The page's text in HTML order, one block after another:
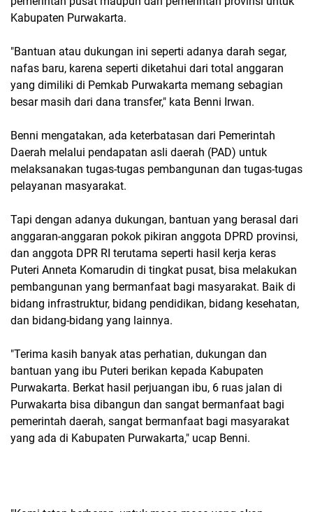
Kabupaten Purwakarta.
"Bantuan atau dukungan ini seperti adanya darah segar,
nafas baru, karena seperti diketahui dari total anggaran
yang dimiliki di Pemkab Purwakarta memang sebagian
besar masih dari dana transfer," kata Benni Irwan.
Benni mengatakan, ada keterbatasan dari Pemerintah
Daerah melalui pendapatan asli daerah (PAD) untuk
melaksanakan tugas-tugas pembangunan dan tugas-tugas
pelayanan masyarakat.
Tapi dengan adanya dukungan, bantuan yang berasal dari
anggaran-anggaran pokok pikiran anggota DPRD provinsi,
dan anggota DPR RI terutama seperti hasil kerja keras
Puteri Anneta Komarudin di tingkat pusat, bisa melakukan
pembangunan yang bermanfaat bagi masyarakat. Baik di
bidang infrastruktur, bidang pendidikan, bidang kesehatan,
dan bidang-bidang yang lainnya.
"Terima kasih banyak atas perhatian, dukungan dan
bantuan yang ibu Puteri berikan kepada Kabupaten
Purwakarta. Berkat hasil perjuangan ibu, 6 ruas jalan di
Purwakarta bisa dibangun dan sangat bermanfaat bagi
pemerintah daerah, sangat bermanfaat bagi masyarakat
yang ada di Kabupaten Purwakarta," ucap Benni.